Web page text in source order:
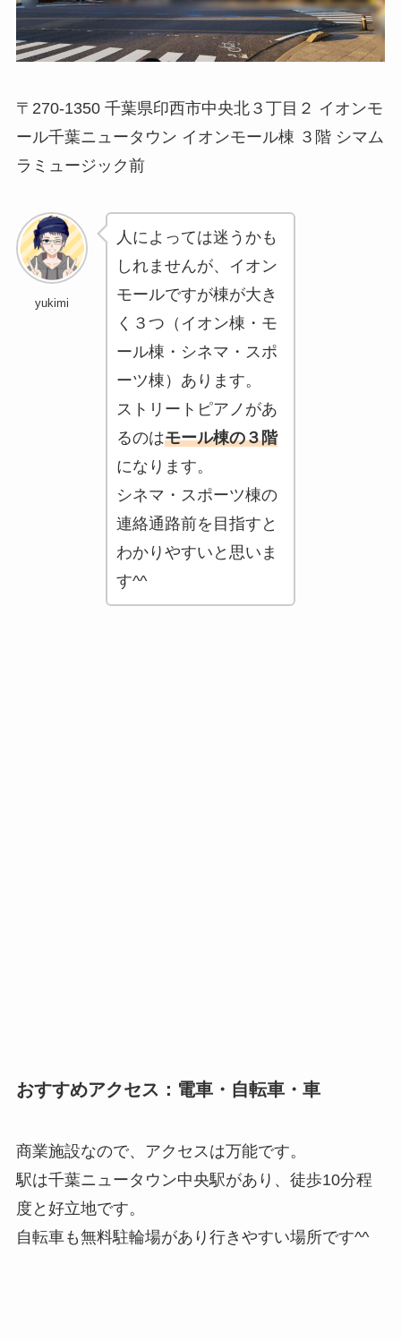
〒270-1350 千葉県印西市中央北３丁目２ イオンモ
ール千葉ニュータウン イオンモール棟 ３階 シマム
ラミュージック前
yukimi
人によっては迷うかも
しれませんが、イオン
モールですが棟が大き
く３つ（イオン棟・モ
ール棟・シネマ・スポ
ーツ棟）あります。
ストリートピアノがあ
るのはモール棟の３階
になります。
シネマ・スポーツ棟の
連絡通路前を目指すと
わかりやすいと思いま
す^^
おすすめアクセス：電車・自転車・車
商業施設なので、アクセスは万能です。
駅は千葉ニュータウン中央駅があり、徒歩10分程
度と好立地です。
自転車も無料駐輪場があり行きやすい場所です^^